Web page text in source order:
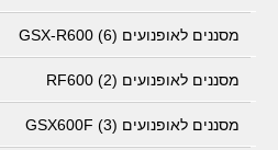
מסננים לאופנועים GSX-R600 (6)
מסננים לאופנועים RF600 (2)
מסננים לאופנועים GSX600F (3)